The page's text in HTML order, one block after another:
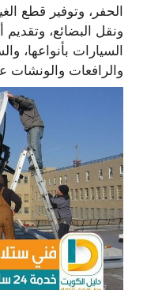
الحفر، وتوفير قطع
ونقل البضائع، وتقديم
السيارات بأنواعها،
والرافعات والونشات